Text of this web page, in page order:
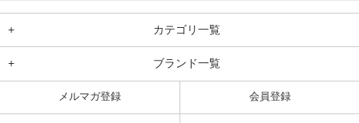
+ カテゴリ一覧
+ ブランド一覧
メルマガ登録 会員登録